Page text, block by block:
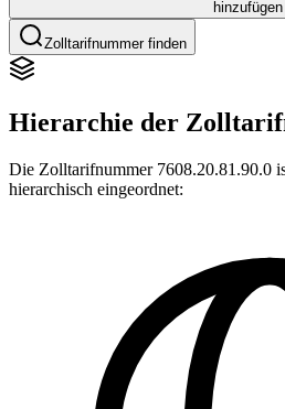
hinzufügen
Zolltarifnummer finden
Hierarchie der
Die Zolltarifnummer 7608.20.81.90.0
hierarchisch eingeordnet: